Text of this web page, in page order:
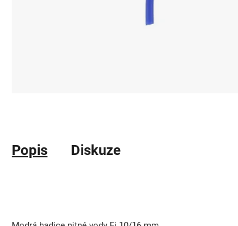
Popis Diskuze